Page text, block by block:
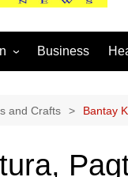
OFW
Business
and Crafts Bantay